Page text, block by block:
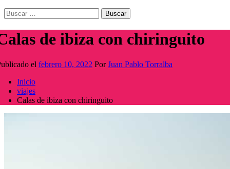
Buscar:
de ibiza con chiringuito
el febrero 10, 2022 PorJuan Pablo Torralba
Inicio
viajes
Calas de ibiza con chiringuito